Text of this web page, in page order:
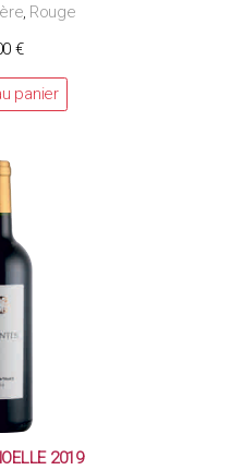
Rouge
€
panier
2019